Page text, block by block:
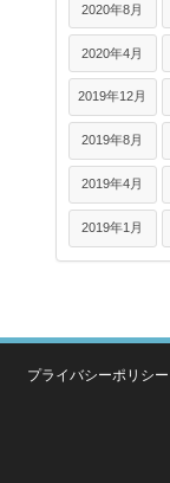
2020年8月
2020年4月
2019年12月
2019年8月
2019年4月
2019年1月
プライバシーポリシー